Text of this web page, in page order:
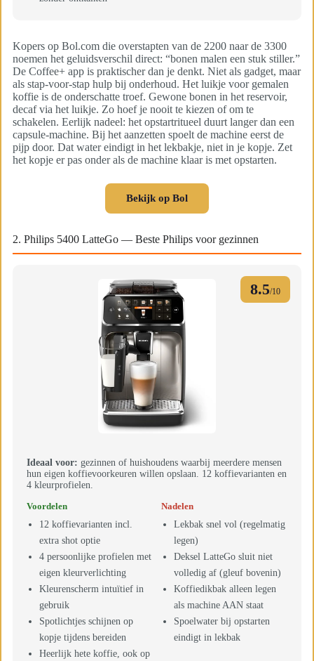
Kopers op Bol.com die overstapten van de 2200 naar de 3300
noemen het geluidsverschil direct: “bonen malen een stuk stiller.”
De Coffee+ app is praktischer dan je denkt. Niet als gadget, maar
als stap-voor-stap hulp bij onderhoud. Het luikje voor gemalen
koffie is de onderschatte troef. Gewone bonen in het reservoir,
decaf via het luikje. Zo hoef je nooit te kiezen of om te
schakelen. Eerlijk nadeel: het opstartritueel duurt langer dan een
capsule-machine. Bij het aanzetten spoelt de machine eerst de
pijp door. Dat water eindigt in het lekbakje, niet in je kopje. Zet
het kopje er pas onder als de machine klaar is met opstarten.
Bekijk op Bol
2. Philips 5400 LatteGo — Beste Philips voor gezinnen
8.5/10
Ideaal voor: gezinnen of huishoudens waarbij meerdere mensen
hun eigen koffievoorkeuren willen opslaan. 12 koffievarianten en
4 kleurprofielen.
Voordelen
12 koffievarianten incl.
extra shot optie
4 persoonlijke profielen met
eigen kleurverlichting
Kleurenscherm intuïtief in
gebruik
Spotlichtjes schijnen op
kopje tijdens bereiden
Heerlijk hete koffie, ook op
Nadelen
Lekbak snel vol (regelmatig
legen)
Deksel LatteGo sluit niet
volledig af (gleuf bovenin)
Koffiedikbak alleen legen
als machine AAN staat
Spoelwater bij opstarten
eindigt in lekbak